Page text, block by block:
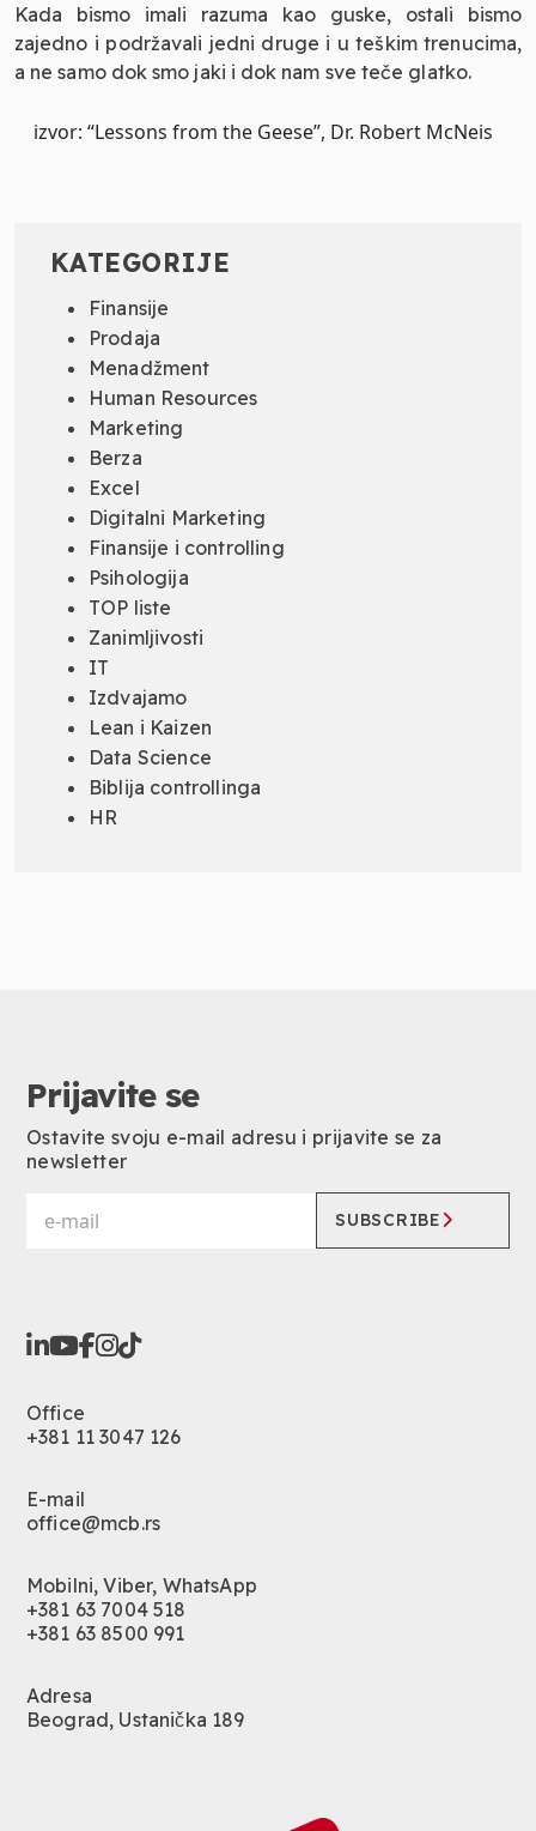
Kada bismo imali razuma kao guske, ostali bismo
zajedno i podržavali jedni druge i u teškim trenucima,
a ne samo dok smo jaki i dok nam sve teče glatko.
izvor: “Lessons from the Geese”, Dr. Robert McNeis
KATEGORIJE
Finansije
Prodaja
Menadžment
Human Resources
Marketing
Berza
Excel
Digitalni Marketing
Finansije i controlling
Psihologija
TOP liste
Zanimljivosti
IT
Izdvajamo
Lean i Kaizen
Data Science
Biblija controllinga
HR
Prijavite se
Ostavite svoju e-mail adresu i prijavite se za
newsletter
SUBSCRIBE
Office
+381 11 3047 126
E-mail
office@mcb.rs
Mobilni, Viber, WhatsApp
+381 63 7004 518
+381 63 8500 991
Adresa
Beograd, Ustanička 189